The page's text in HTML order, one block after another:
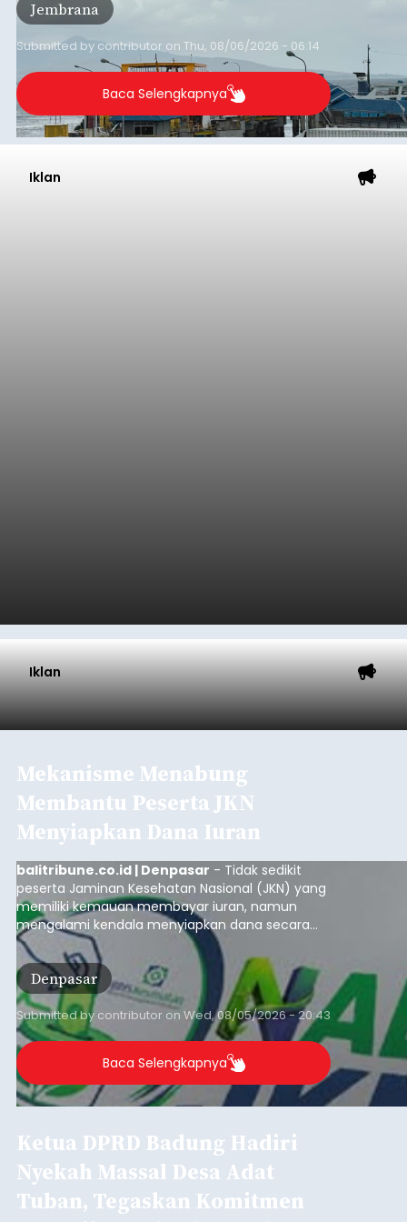
Lembar pada Rabu (5/8/2026).
Jembrana
Submitted by contributor on Thu, 08/06/2026 - 06:14
Baca Selengkapnya
Iklan
Iklan
Mekanisme Menabung
Membantu Peserta JKN
Menyiapkan Dana Iuran
balitribune.co.id | Denpasar - Tidak sedikit
peserta Jaminan Kesehatan Nasional (JKN) yang
memiliki kemauan membayar iuran, namun
mengalami kendala menyiapkan dana secara
penuh saat jatuh tempo pembayaran iuran.
Kondisi ini terutama dialami oleh peserta
segmen Pekerja Bukan Penerima Upah (PBPU)
yang memiliki penghasilan tidak tetap.
Denpasar
Submitted by contributor on Wed, 08/05/2026 - 20:43
Baca Selengkapnya
Ketua DPRD Badung Hadiri
Nyekah Massal Desa Adat
Tuban, Tegaskan Komitmen